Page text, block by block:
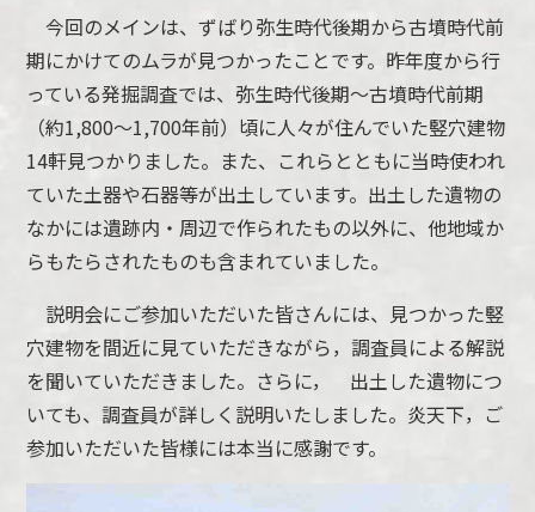
今回のメインは、ずばり弥生時代後期から古墳時代前
期にかけてのムラが見つかったことです。昨年度から行
っている発掘調査では、弥生時代後期～古墳時代前期
（約1,800～1,700年前）頃に人々が住んでいた竪穴建物
14軒見つかりました。また、これらとともに当時使われ
ていた土器や石器等が出土しています。出土した遺物の
なかには遺跡内・周辺で作られたもの以外に、他地域か
らもたらされたものも含まれていました。
説明会にご参加いただいた皆さんには、見つかった竪
穴建物を間近に見ていただきながら，調査員による解説
を聞いていただきました。さらに， 出土した遺物につ
いても、調査員が詳しく説明いたしました。炎天下，ご
参加いただいた皆様には本当に感謝です。